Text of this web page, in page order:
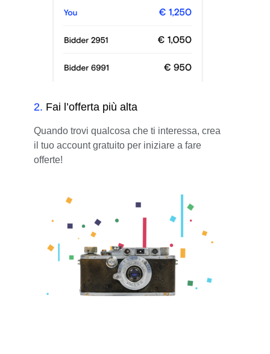
2. Fai l’offerta più alta
Quando trovi qualcosa che ti interessa, crea
il tuo account gratuito per iniziare a fare
offerte!